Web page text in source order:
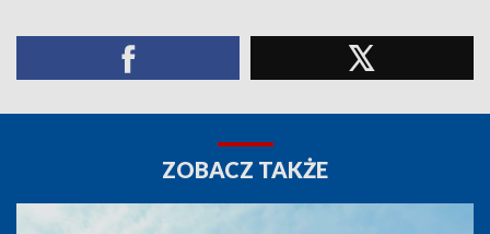
ZOBACZ TAKŻE